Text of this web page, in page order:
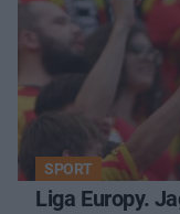
SPORT
Liga Europy.